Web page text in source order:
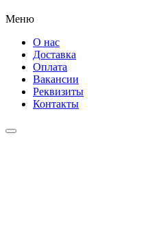
Меню
О нас
Доставка
Оплата
Вакансии
Реквизиты
Контакты